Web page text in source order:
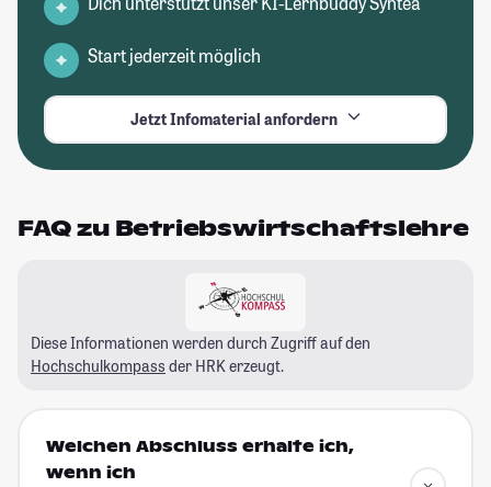
Start jederzeit möglich
Jetzt Infomaterial anfordern
FAQ zu Betriebswirtschaftslehre
Diese Informationen werden durch Zugriff auf den
Hochschulkompass der HRK erzeugt.
Welchen Abschluss erhalte ich,
wenn ich